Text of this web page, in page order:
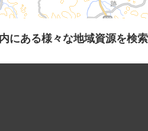
ある様々な地域資源を検